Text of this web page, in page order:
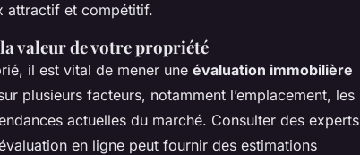
attractif et compétitif.
valeur de votre propriété
il est vital de mener une évaluation immobilière
plusieurs facteurs, notamment l’emplacement, les
actuelles du marché. Consulter des experts
en ligne peut fournir des estimations